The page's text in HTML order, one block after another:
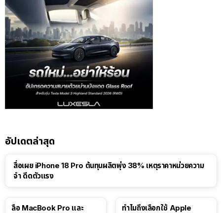
อัปเดตล่าสุด
สื่อเผย iPhone 18 Pro ต้นทุนผลิตพุ่ง 38% เหตุราคาหน่วยความ
จำ ดีดตัวแรง
ลือ MacBook Pro และ ทำไมถึงเลือกใช้ Apple